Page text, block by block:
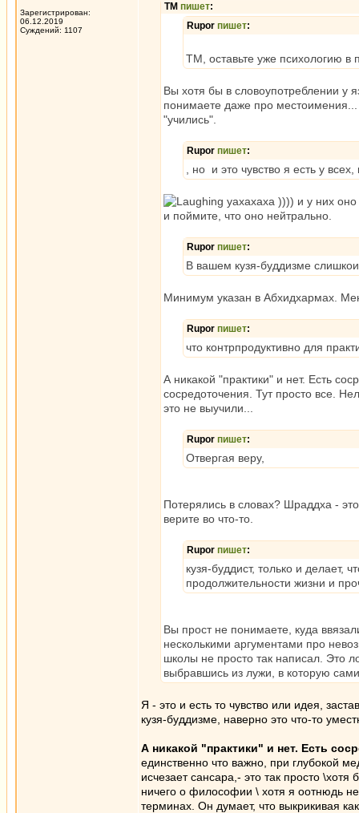
Зарегистрирован:
06.12.2019
Суждений: 1107
ТМ пишет:
Rupor пишет:
ТМ, оставьте уже психологию в
Вы хотя бы в словоупотреблении у
понимаете даже про
"учились".
Rupor пишет:
, но и это чувство я есть у
уахахаха )))) и у них
и поймите, что оно нейтрально.
Rupor пишет:
В вашем кузя-буддизме
Минимум указан в Абхидхармах.
Rupor пишет:
что контрпродуктивно для
А никакой "практики" и нет. Есть
сосредоточения. Тут просто все.
это не выучили...
Rupor пишет:
Отвергая веру,
Потерялись в словах? Шраддха -
верите во что-то.
Rupor пишет:
кузя-буддист, только и делает,
продолжительности жизни и
Вы прост не понимаете, куда
несколькими аргументами про
школы не просто так написал. Это
выбравшись из лужи, в которую
Я - это и есть то чувство или идея,
кузя-буддизме, наверно это что-то
А никакой "практики" и нет. Есть
единственно что важно, при глубокой
исчезает сансара,- это так просто
ничего о философии \ хотя я оотнюдь не
терминах. Он думает, что выкрикивая